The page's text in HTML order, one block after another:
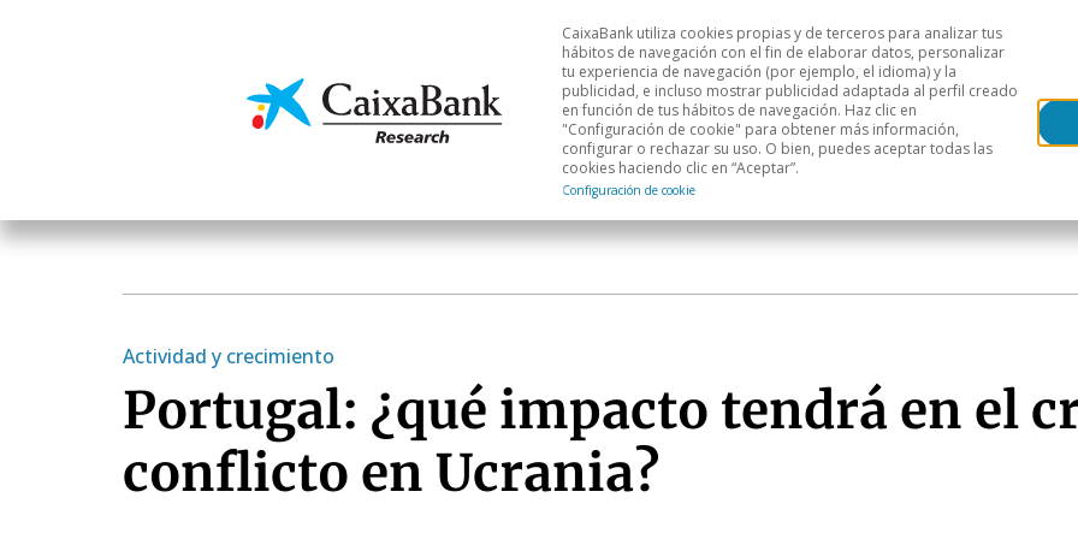
Economía y mercados Análisis sectorial Áreas geográficas
CaixaBank utiliza cookies propias y de terceros para analizar tus
hábitos de navegación con el fin de elaborar datos, personalizar
tu experiencia de navegación (por ejemplo, el idioma) y la
publicidad, e incluso mostrar publicidad adaptada al perfil creado
en función de tus hábitos de navegación. Haz clic en
"Configuración de cookie" para obtener más información,
configurar o rechazar su uso. O bien, puedes aceptar todas las
cookies haciendo clic en “Aceptar”.
Configuración de cookie
Actividad y crecimiento
Portugal: ¿qué impacto tendrá en el
conflicto en Ucrania?